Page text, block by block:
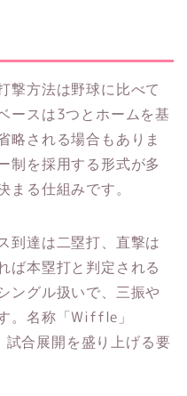
撃方法は野球に比べて
ースは3つとホームを基
略される場合もありま
制を採用する形式が多
まる仕組みです。
到達は二塁打、直撃は
ば本塁打と判定される
ングル扱いで、三振や
。名称「Wiffle」
合展開を盛り上げる要